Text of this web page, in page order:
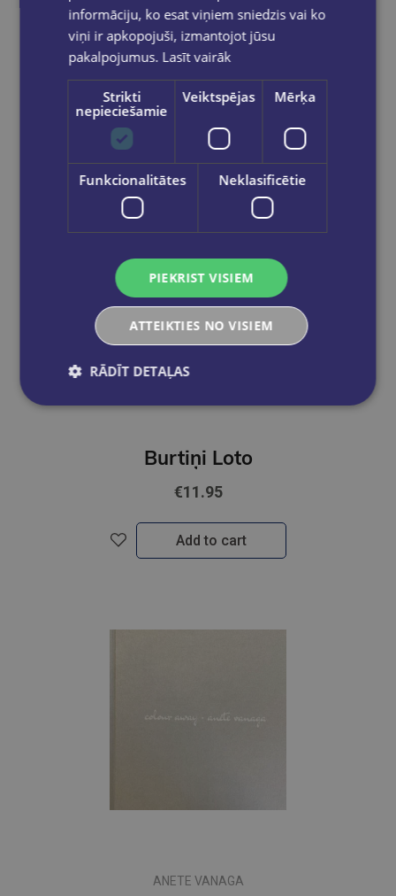
€8.00
Add to cart
Burtiņi Loto
€11.95
Add to cart
ANETE VANAGA
informāciju, ko esat viņiem sniedzis vai ko
viņi ir apkopojuši, izmantojot jūsu
pakalpojumus. Lasīt vairāk
Strikti
nepieciešamie
Veiktspējas Mērķa
Funkcionalitātes Neklasificētie
PIEKRIST VISIEM
ATTEIKTIES NO VISIEM
RĀDĪT DETAĻAS